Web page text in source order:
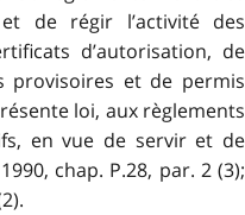
de régir l’activité des
d’autorisation, de
provisoires et de permis
loi, aux règlements
en vue de servir et de
chap. P.28, par. 2 (3);